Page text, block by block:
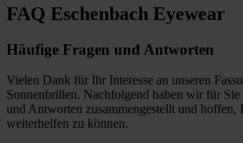
FAQ Eschenbach Eyewear
Häufige Fragen und Antworten
Vielen Dank für Ihr Interesse an unseren
Sonnenbrillen. Nachfolgend haben wir für Sie
und Antworten zusammengestellt und hoffen,
weiterhelfen zu können.